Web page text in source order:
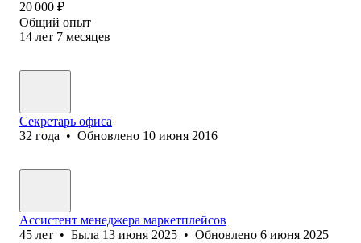
20 000 ₽
Общий опыт
14 лет 7 месяцев
Секретарь офиса
32 года • Обновлено 10 июня 2016
Ассистент менеджера маркетплейсов
45 лет • Была 13 июня 2025 • Обновлено 6 июня 2025